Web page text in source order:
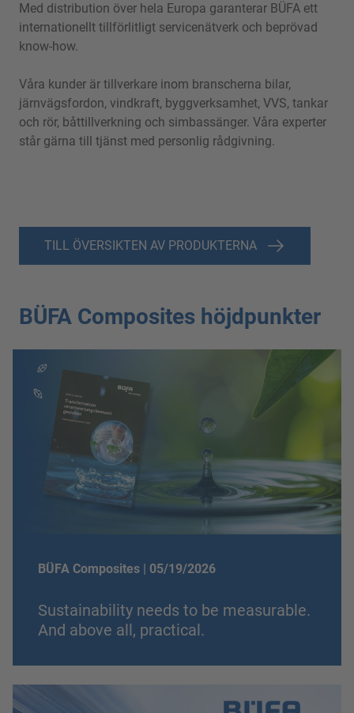
Med distribution över hela Europa garanterar BÜFA ett
internationellt tillförlitligt servicenätverk och beprövad
know-how.
Våra kunder är tillverkare inom branscherna bilar,
järnvägsfordon, vindkraft, byggverksamhet, VVS, tankar
och rör, båttillverkning och simbassänger. Våra experter
står gärna till tjänst med personlig rådgivning.
TILL ÖVERSIKTEN AV PRODUKTERNA
BÜFA Composites höjdpunkter
BÜFA Composites | 05/19/2026
Sustainability needs to be measurable.
And above all, practical.